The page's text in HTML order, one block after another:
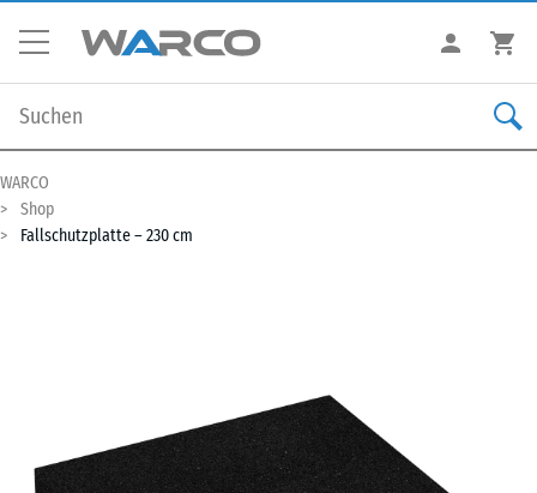
WARCO
Shop
Fallschutzplatte – 230 cm